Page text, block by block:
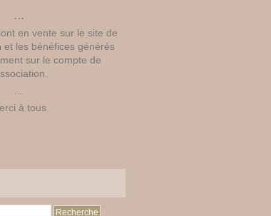
...
en vente sur le site de
et les bénéfices générés
sur le compte de
à tous